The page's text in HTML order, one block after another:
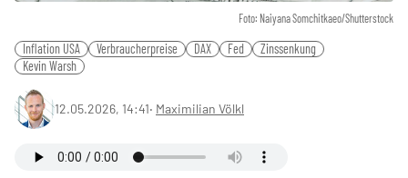
Foto: Naiyana Somchitkaeo/Shutterstock
Inflation USA Verbraucherpreise DAX Fed
Zinssenkung
Kevin Warsh
12.05.2026, 14:41‧ Maximilian Völkl